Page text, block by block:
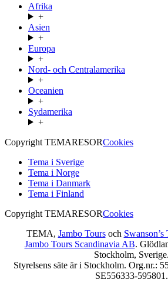
Afrika
+
Asien
+
Europa
+
Nord- och Centralamerika
+
Oceanien
+
Sydamerika
+
Copyright TEMARESORCookies
Tema i Sverige
Tema i Norge
Tema i Danmark
Tema i Finland
Copyright TEMARESORCookies
TEMA, Jambo Toursoch Swanson’s
Jambo Tours Scandinavia AB.
Stockholm, Sverige.
Styrelsens säte är i Stockholm. Org.nr.:
SE556333-595801.